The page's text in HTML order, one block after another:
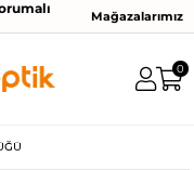
Mağazalarımız
0